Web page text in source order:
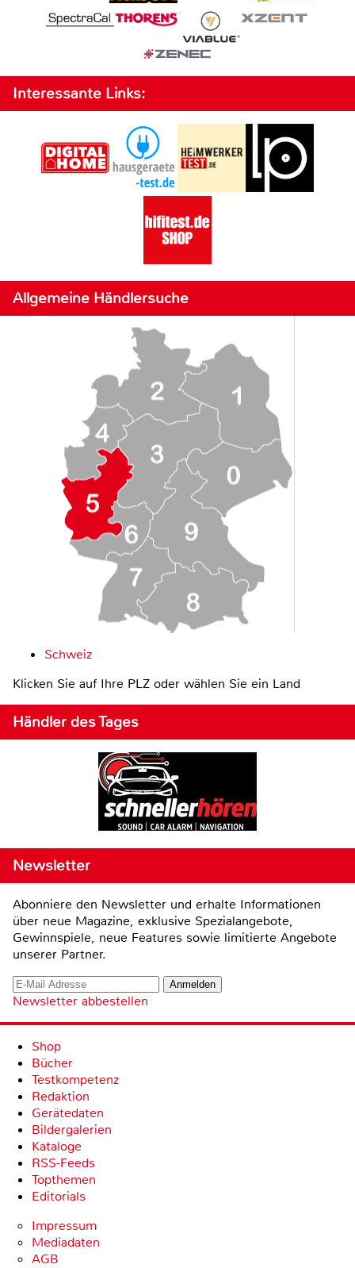
Interessante Links:
Allgemeine Händlersuche
Schweiz
Klicken Sie auf Ihre PLZ oder wählen Sie ein Land
Händler des Tages
Newsletter
Abonniere den Newsletter und erhalte Informationen
über neue Magazine, exklusive Spezialangebote,
Gewinnspiele, neue Features sowie limitierte Angebote
unserer Partner.
Newsletter abbestellen
Shop
Bücher
Testkompetenz
Redaktion
Gerätedaten
Bildergalerien
Kataloge
RSS-Feeds
Topthemen
Editorials
Impressum
Mediadaten
AGB